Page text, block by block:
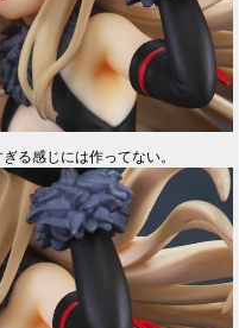
る感じには作ってない。